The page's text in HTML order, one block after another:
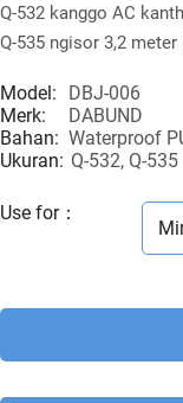
Q-532 kanggo AC
Q-535 ngisor 3,2
Model:
DBJ-006
Merk:
DABUND
Bahan: Waterproof
Ukuran: Q-532, Q-535
Use for：